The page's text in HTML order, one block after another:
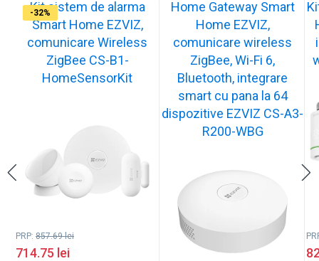
-17%
Kit sistem de alarma
Smart Home EZVIZ,
comunicare Wireless
ZigBee CS-B1-
HomeSensorKit
PRP: 857.69lei
714.75 lei
-17%
Home Gateway Smart
Home EZVIZ,
comunicare wireless
ZigBee, Wi-Fi 6,
Bluetooth, integrare
smart cu pana la 64
dispozitive EZVIZ CS-A3-
R200-WBG
-17%
-17%
-17%
-32%